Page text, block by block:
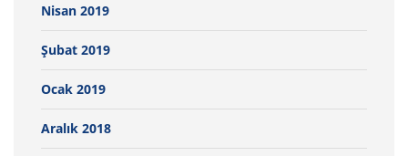
Nisan 2019
Şubat 2019
Ocak 2019
Aralık 2018